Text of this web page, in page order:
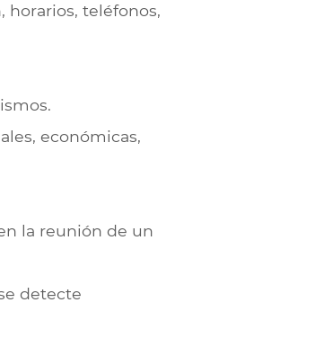
horarios, teléfonos,
económicas,
la reunión de un
detecte